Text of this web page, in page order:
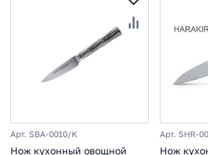
Арт. SBA-0010/K
Нож кухонный овощной
Арт. SHR-
Нож